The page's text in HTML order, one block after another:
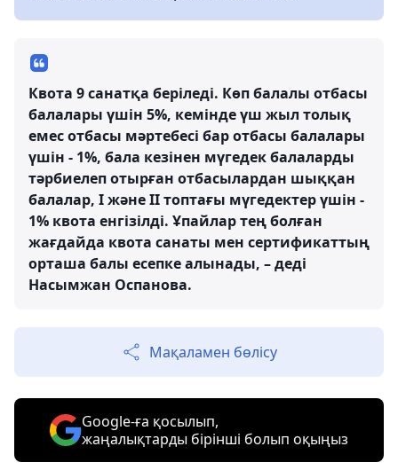
Квота 9 санатқа беріледі. Көп балалы отбасы
балалары үшін 5%, кемінде үш жыл толық
емес отбасы мәртебесі бар отбасы балалары
үшін - 1%, бала кезінен мүгедек балаларды
тәрбиелеп отырған отбасылардан шыққан
балалар, І және ІІ топтағы мүгедектер үшін -
1% квота енгізілді. Ұпайлар тең болған
жағдайда квота санаты мен сертификаттың
орташа балы есепке алынады, – деді
Насымжан Оспанова.
Мақаламен бөлісу
Google-ға қосылып,
жаңалықтарды бірінші болып оқыңыз